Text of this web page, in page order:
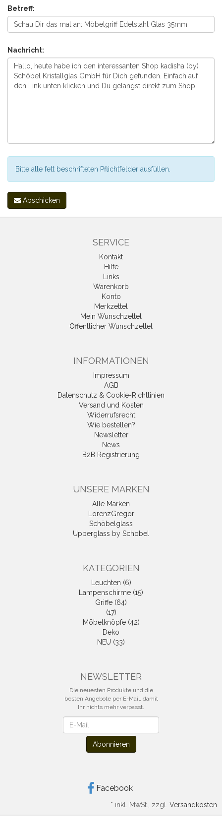
Betreff:
Nachricht:
Bitte alle fett beschrifteten Pflichtfelder ausfüllen.
Abschicken
SERVICE
Kontakt
Hilfe
Links
Warenkorb
Konto
Merkzettel
Mein Wunschzettel
Öffentlicher Wunschzettel
INFORMATIONEN
Impressum
AGB
Datenschutz & Cookie-Richtlinien
Versand und Kosten
Widerrufsrecht
Wie bestellen?
Newsletter
News
B2B Registrierung
UNSERE MARKEN
Alle Marken
LorenzGregor
Schöbelglass
Upperglass by Schöbel
KATEGORIEN
Leuchten (6)
Lampenschirme (15)
Griffe (64)
(17)
Möbelknöpfe (42)
Deko
NEU (33)
NEWSLETTER
Die neuesten Produkte und die
besten Angebote per E-Mail, damit
Ihr nichts mehr verpasst.
Abonnieren
Facebook
* inkl. MwSt., zzgl. Versandkosten